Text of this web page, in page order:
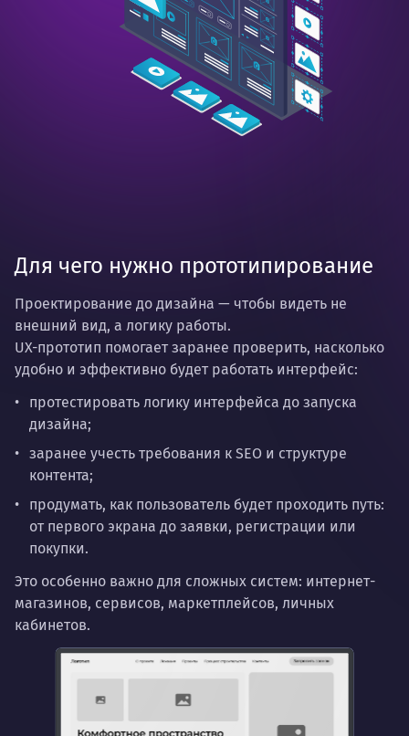
Для чего нужно прототипирование
Проектирование до дизайна — чтобы видеть не
внешний вид, а логику работы.
UX-прототип помогает заранее проверить, насколько
удобно и эффективно будет работать интерфейс:
протестировать логику интерфейса до запуска
дизайна;
заранее учесть требования к SEO и структуре
контента;
продумать, как пользователь будет проходить путь:
от первого экрана до заявки, регистрации или
покупки.
Это особенно важно для сложных систем: интернет-
магазинов, сервисов, маркетплейсов, личных
кабинетов.